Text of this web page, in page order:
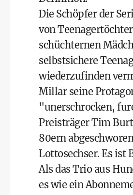
Die Schöpfer der
von
schüchternen
selbstsichere
wiederzufinden
Millar seine
"unerschrocken,
Preisträger Tim
80ern
Lottosechser. Es ist
Als das Trio aus
es wie ein